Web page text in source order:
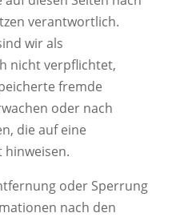
verantwortlich.
wir als
nicht verpflichtet,
fremde
oder nach
die auf eine
hinweisen.
oder Sperrung
nach den